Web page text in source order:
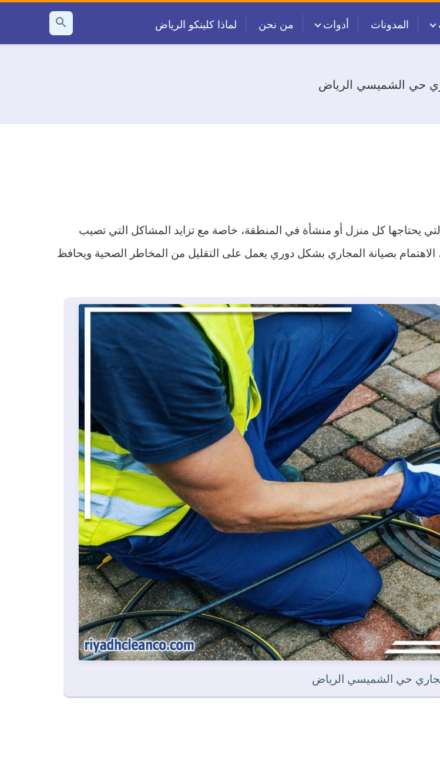
المدونات أدوات من نحن لماذا كلينكو الرياض
بحث
عن
حي الشميسي الرياض
يحتاجها كل منزل أو منشأة في المنطقة، خاصة مع تزايد المشاكل التي تصيب
بصيانة المجاري بشكل دوري يعمل على التقليل من المخاطر الصحية ويحافظ
حي الشميسي الرياض